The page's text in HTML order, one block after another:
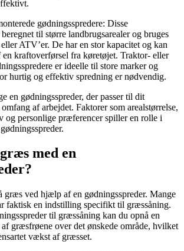
gødningsspredere: Disse
til større landbrugsarealer og bruges
ATV’er. De har en stor kapacitet og kan
kraftoverførsel fra køretøjet. Traktor- eller
er ideelle til store marker og
hurtig og effektiv spredning er nødvendig.
en gødningsspreder, der passer til dit
af arbejdet. Faktorer som arealstørrelse,
og personlige præferencer spiller en rolle i
med en
græs ved hjælp af en gødningsspreder. Mange
faktisk en indstilling specifikt til græssåning.
til græssåning kan du opnå en
græsfrøene over det ønskede område, hvilket
vækst af græsset.